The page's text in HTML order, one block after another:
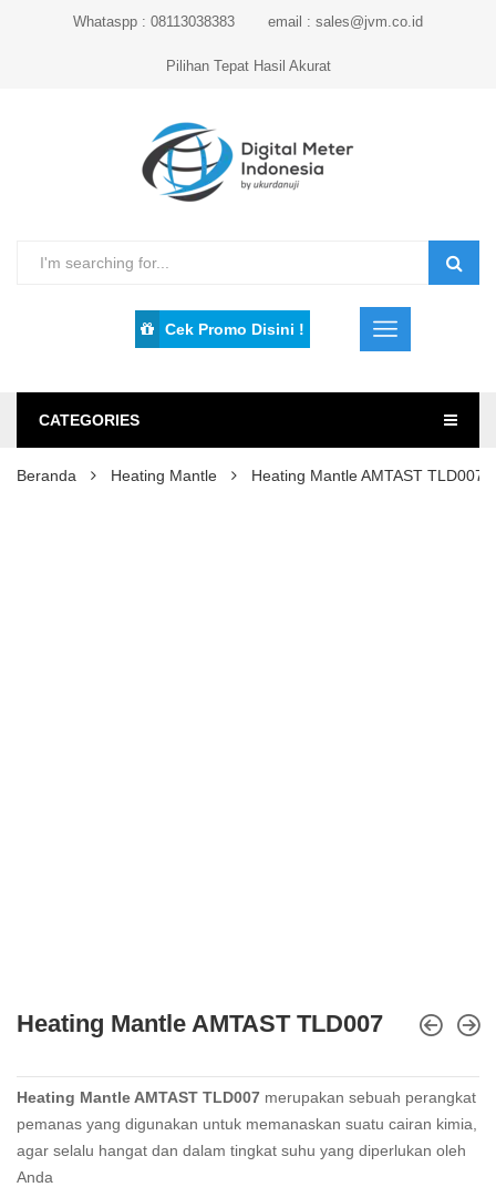
Whataspp : 08113038383 email : sales@jvm.co.id
Pilihan Tepat Hasil Akurat
Cek Promo Disini !
CATEGORIES
Beranda Heating Mantle Heating Mantle AMTAST TLD007
Heating Mantle AMTAST TLD007
Heating Mantle AMTAST TLD007 merupakan sebuah perangkat
pemanas yang digunakan untuk memanaskan suatu cairan kimia,
agar selalu hangat dan dalam tingkat suhu yang diperlukan oleh
Anda